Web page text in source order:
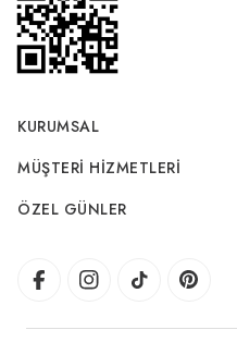
KURUMSAL
MÜŞTERI HIZMETLERI
ÖZEL GÜNLER